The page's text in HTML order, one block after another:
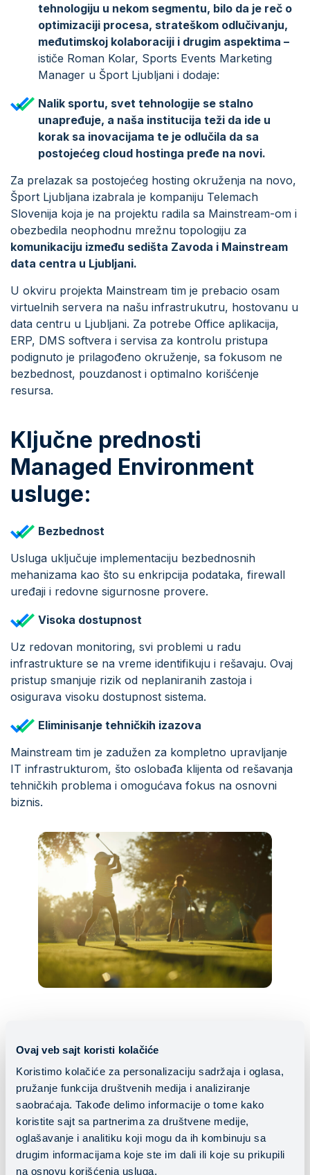
Ovaj veb sajt koristi kolačiće
Koristimo kolačiće za personalizaciju sadržaja i oglasa,
pružanje funkcija društvenih medija i analiziranje
saobraćaja. Takođe delimo informacije o tome kako
koristite sajt sa partnerima za društvene medije,
oglašavanje i analitiku koji mogu da ih kombinuju sa
drugim informacijama koje ste im dali ili koje su prikupili
na osnovu korišćenja usluga.
tehnologiju u nekom segmentu, bilo da je reč o
optimizaciji procesa, strateškom odlučivanju,
međutimskoj kolaboraciji i drugim aspektima –
ističe Roman Kolar, Sports Events Marketing
Manager u Šport Ljubljani i dodaje:
Nalik sportu, svet tehnologije se stalno
unapređuje, a naša institucija teži da ide u
korak sa inovacijama te je odlučila da sa
postojećeg cloud hostinga pređe na novi.
Za prelazak sa postojećeg hosting okruženja na novo,
Šport Ljubljana izabrala je kompaniju Telemach
Slovenija koja je na projektu radila sa Mainstream-om i
obezbedila neophodnu mrežnu topologiju za
komunikaciju između sedišta Zavoda i Mainstream
data centra u Ljubljani.
U okviru projekta Mainstream tim je prebacio osam
virtuelnih servera na našu infrastrukutru, hostovanu u
data centru u Ljubljani. Za potrebe Office aplikacija,
ERP, DMS softvera i servisa za kontrolu pristupa
podignuto je prilagođeno okruženje, sa fokusom ne
bezbednost, pouzdanost i optimalno korišćenje
resursa.
Ključne prednosti
Managed Environment
usluge:
Bezbednost
Usluga uključuje implementaciju bezbednosnih
mehanizama kao što su enkripcija podataka, firewall
uređaji i redovne sigurnosne provere.
Visoka dostupnost
Uz redovan monitoring, svi problemi u radu
infrastrukture se na vreme identifikuju i rešavaju. Ovaj
pristup smanjuje rizik od neplaniranih zastoja i
osigurava visoku dostupnost sistema.
Eliminisanje tehničkih izazova
Mainstream tim je zadužen za kompletno upravljanje
IT infrastrukturom, što oslobađa klijenta od rešavanja
tehničkih problema i omogućava fokus na osnovni
biznis.
O klijentu
Javni zavod Šport Ljubljana jekatalizator razvoja
sportau slovenačkoj prestonici. U okviru svojih
aktivnosti, Zavod upravlja sportskom infrastrukturom i
aktivno učestvuje u planiranju i izgradnji novih
sportskih objekata u Ljubljani, kao i u organizaciji
brojnih pratećih aktivnosti. Kao institucija fokusirana na